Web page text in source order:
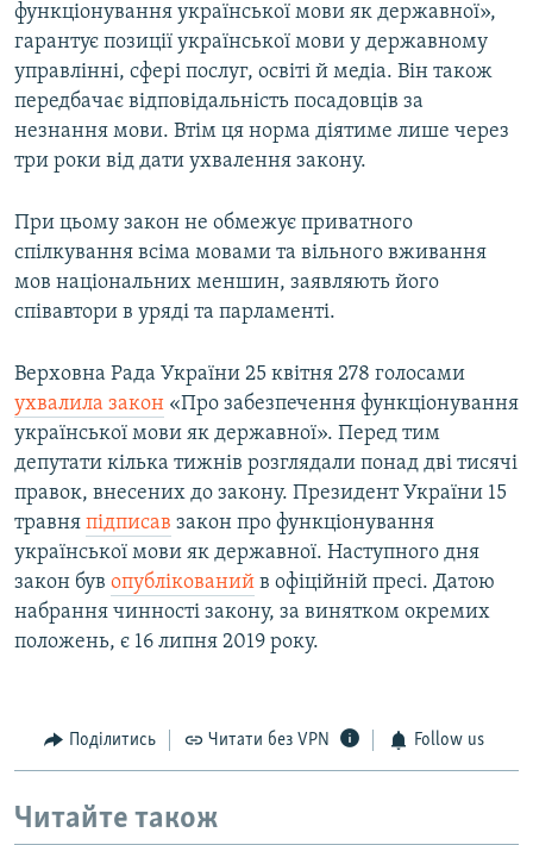
функціонування української мови як державної»,
гарантує позиції української мови у державному
управлінні, сфері послуг, освіті й медіа. Він також
передбачає відповідальність посадовців за
незнання мови. Втім ця норма діятиме лише через
три роки від дати ухвалення закону.
При цьому закон не обмежує приватного
спілкування всіма мовами та вільного вживання
мов національних меншин, заявляють його
співавтори в уряді та парламенті.
Верховна Рада України 25 квітня 278 голосами
ухвалила закон «Про забезпечення функціонування
української мови як державної». Перед тим
депутати кілька тижнів розглядали понад дві тисячі
правок, внесених до закону. Президент України 15
травня підписав закон про функціонування
української мови як державної. Наступного дня
закон був опублікований в офіційній пресі. Датою
набрання чинності закону, за винятком окремих
положень, є 16 липня 2019 року.
Поділитись Читати без VPN Follow us
Читайте також